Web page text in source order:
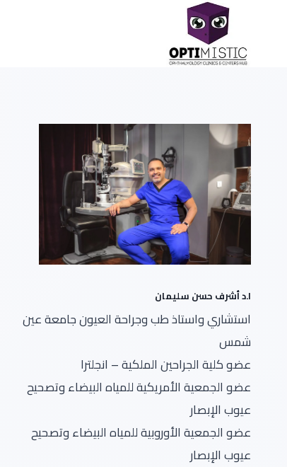
ا.د أشرف حسن سليمان
استشاري واستاذ طب وجراحة العيون جامعة عين
شمس
عضو كلية الجراحين الملكية – انجلترا
عضو الجمعية الأمريكية للمياه البيضاء وتصحيح
عيوب الإبصار
عضو الجمعية الأوروبية للمياه البيضاء وتصحيح
عيوب الإبصار